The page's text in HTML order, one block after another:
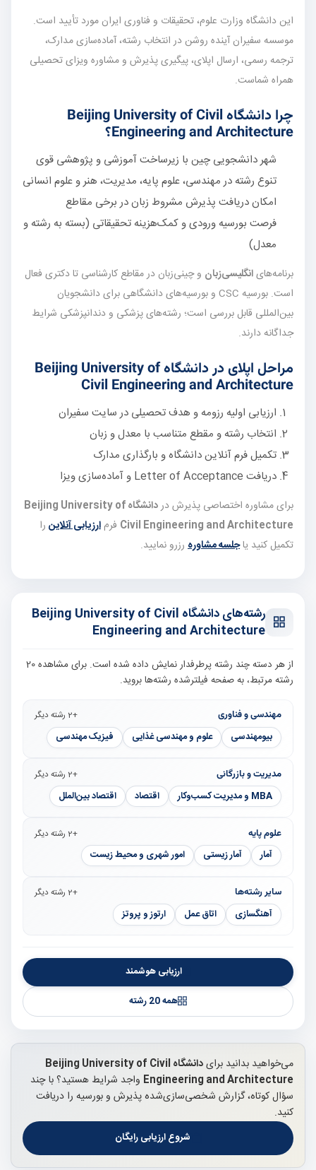
این دانشگاه وزارت علوم، تحقیقات و فناوری ایران مورد تأیید است.
موسسه سفیران آینده روشن در انتخاب رشته، آماده‌سازی مدارک،
ترجمه رسمی، ارسال اپلای، پیگیری پذیرش و مشاوره ویزای تحصیلی
همراه شماست.
چرا دانشگاه Beijing University of Civil
Engineering and Architecture؟
شهر دانشجویی چین با زیرساخت آموزشی و پژوهشی قوی
تنوع رشته در مهندسی، علوم پایه، مدیریت، هنر و علوم انسانی
امکان دریافت پذیرش مشروط زبان در برخی مقاطع
فرصت بورسیه ورودی و کمک‌هزینه تحقیقاتی (بسته به رشته و
معدل)
برنامه‌هایانگلیسی‌زبان و چینی‌زبان در مقاطع کارشناسی تا دکتری فعال
است. بورسیه CSC و بورسیه‌های دانشگاهی برای دانشجویان
بین‌المللی قابل بررسی است؛ رشته‌های پزشکی و دندانپزشکی شرایط
جداگانه دارند.
مراحل اپلای در دانشگاه Beijing University of
Civil Engineering and Architecture
ارزیابی اولیه رزومه و هدف تحصیلی در سایت سفیران
انتخاب رشته و مقطع متناسب با معدل و زبان
تکمیل فرم آنلاین دانشگاه و بارگذاری مدارک
دریافت Letter of Acceptance و آماده‌سازی ویزا
برای مشاوره اختصاصی پذیرش در
دانشگاه Beijing University of
Civil Engineering and Architecture فرم ارزیابی آنلاین را
تکمیل کنید یاجلسه مشاوره رزرو نمایید.
رشته‌های دانشگاه Beijing University of Civil
Engineering and Architecture
از هر دسته چند رشته پرطرفدار نمایش داده شده است. برای مشاهده 20
رشته مرتبط، به صفحه فیلترشده رشته‌ها بروید.
مهندسی و فناوری +2 رشته دیگر
بیومهندسی علوم و مهندسی غذایی فیزیک مهندسی
مدیریت و بازرگانی +2 رشته دیگر
MBA و مدیریت کسب‌وکار اقتصاد اقتصاد بین‌الملل
علوم پایه +2 رشته دیگر
آمار آمار زیستی امور شهری و محیط زیست
سایر رشته‌ها +2 رشته دیگر
آهنگسازی اتاق عمل ارتوز و پروتز
ارزیابی هوشمند
همه 20 رشته
می‌خواهید بدانید برای
دانشگاه Beijing University of Civil
Engineering and Architecture واجد شرایط هستید؟ با چند
سؤال کوتاه، گزارش شخصی‌سازی‌شده پذیرش و بورسیه را دریافت
کنید.
شروع ارزیابی رایگان